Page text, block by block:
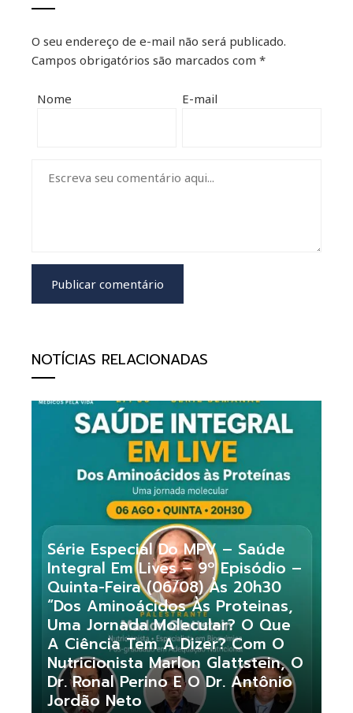
O seu endereço de e-mail não será publicado.
Campos obrigatórios são marcados com *
Nome E-mail
NOTÍCIAS RELACIONADAS
Série Especial Do MPV – Saúde
Integral Em Lives – 9º Episódio –
Quinta-Feira (06/08) Às 20h30
“Dos Aminoácidos Às Proteinas,
Uma Jornada Molecular? O Que
A Ciência Tem A Dizer? Com O
Nutricionista Marlon Glattstein, O
Dr. Ronal Perino E O Dr. Antônio
Jordão Neto